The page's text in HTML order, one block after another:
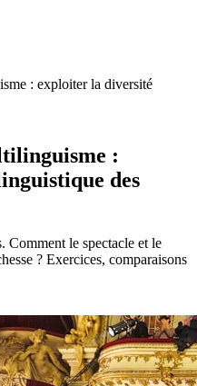
: exploiter la diversité
:
des
Comment le spectacle et le
? Exercices, comparaisons